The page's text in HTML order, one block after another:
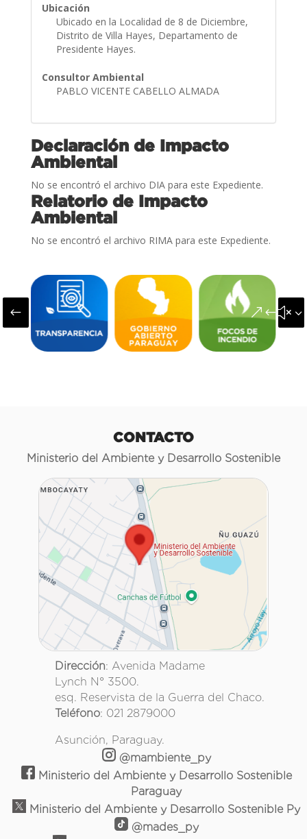
Ubicación
Ubicado en la Localidad de 8 de Diciembre,
Distrito de Villa Hayes, Departamento de
Presidente Hayes.
Consultor Ambiental
PABLO VICENTE CABELLO ALMADA
Declaración de Impacto
Ambiental
No se encontró el archivo DIA para este Expediente.
Relatorio de Impacto
Ambiental
No se encontró el archivo RIMA para este Expediente.
#
CONTACTO
Ministerio del Ambiente y Desarrollo Sostenible
Dirección: Avenida Madame
Lynch N° 3500.
esq. Reservista de la Guerra del Chaco.
Teléfono: 021 2879000
Asunción, Paraguay.
@mambiente_py
Ministerio del Ambiente y Desarrollo Sostenible
Paraguay
Ministerio del Ambiente y Desarrollo Sostenible Py
@mades_py